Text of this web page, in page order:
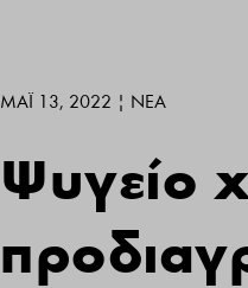
ΜΆΙ 13, 2022 | ΝΕΑ
Ψυγείο